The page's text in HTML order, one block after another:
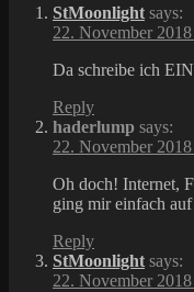
StMoonlight says:
22. November
Da schreibe ich
Reply
haderlump says:
22. November
Oh doch! Internet,
ging mir einfach auf
Reply
StMoonlight says:
22. November